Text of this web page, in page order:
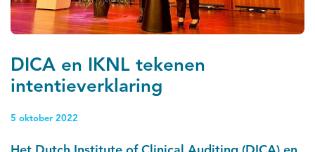
DICA en IKNL tekenen
intentieverklaring
5 oktober 2022